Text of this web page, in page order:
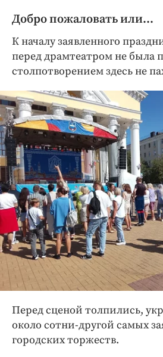
Добро пожаловать или…
К началу заявленного
перед драмтеатром не была
столпотворением здесь не
Перед сценой толпились,
около сотни-другой самых
городских торжеств.